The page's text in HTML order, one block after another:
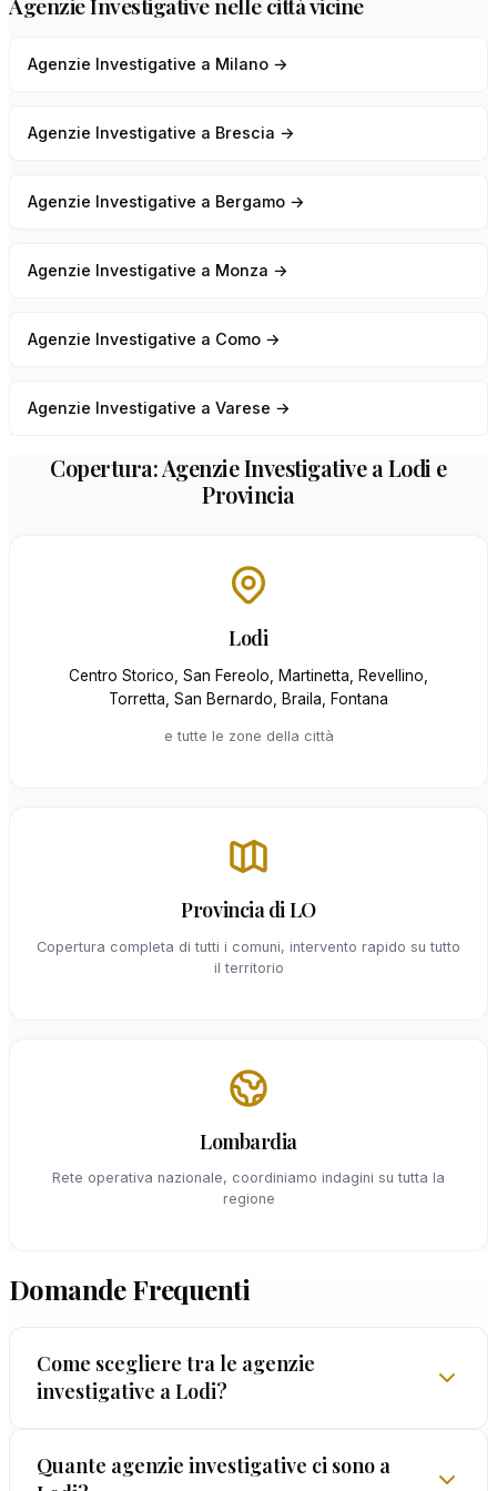
Agenzie Investigative a Milano →
Agenzie Investigative a Brescia →
Agenzie Investigative a Bergamo →
Agenzie Investigative a Monza →
Agenzie Investigative a Como →
Agenzie Investigative a Varese →
Copertura: Agenzie Investigative a Lodi e
Provincia
Lodi
Centro Storico, San Fereolo, Martinetta, Revellino,
Torretta, San Bernardo, Braila, Fontana
e tutte le zone della città
Provincia di LO
Copertura completa di tutti i comuni, intervento rapido su tutto
il territorio
Lombardia
Rete operativa nazionale, coordiniamo indagini su tutta la
regione
Domande Frequenti
Come scegliere tra le agenzie
investigative a Lodi?
Verificate quattro elementi: licenza prefettizia
Quante agenzie investigative ci sono a